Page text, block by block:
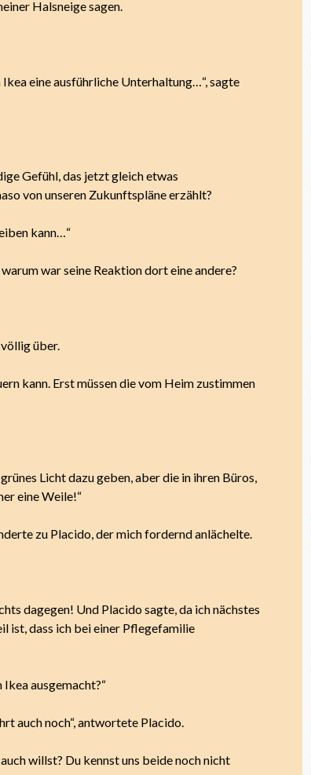
Halsneige sagen.
eine ausführliche Unterhaltung…“, sagte
Gefühl, das jetzt gleich etwas
von unseren Zukunftspläne erzählt?
kann…“
war seine Reaktion dort eine andere?
über.
kann. Erst müssen die vom Heim zustimmen
Licht dazu geben, aber die in ihren Büros,
eine Weile!“
zu Placido, der mich fordernd anlächelte.
dagegen! Und Placido sagte, da ich nächstes
ist, dass ich bei einer Pflegefamilie
ausgemacht?“
auch noch“, antwortete Placido.
willst? Du kennst uns beide noch nicht